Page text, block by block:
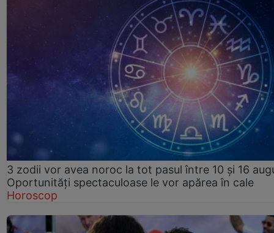
3 zodii vor avea noroc la tot pasul între 10 și 16
Oportunități spectaculoase le vor apărea în cale
Horoscop